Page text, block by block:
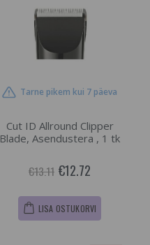
Tarne pikem kui 7 päeva
Cut ID Allround Clipper
Blade, Asendustera , 1 tk
€13.11 €12.72
LISA OSTUKORVI